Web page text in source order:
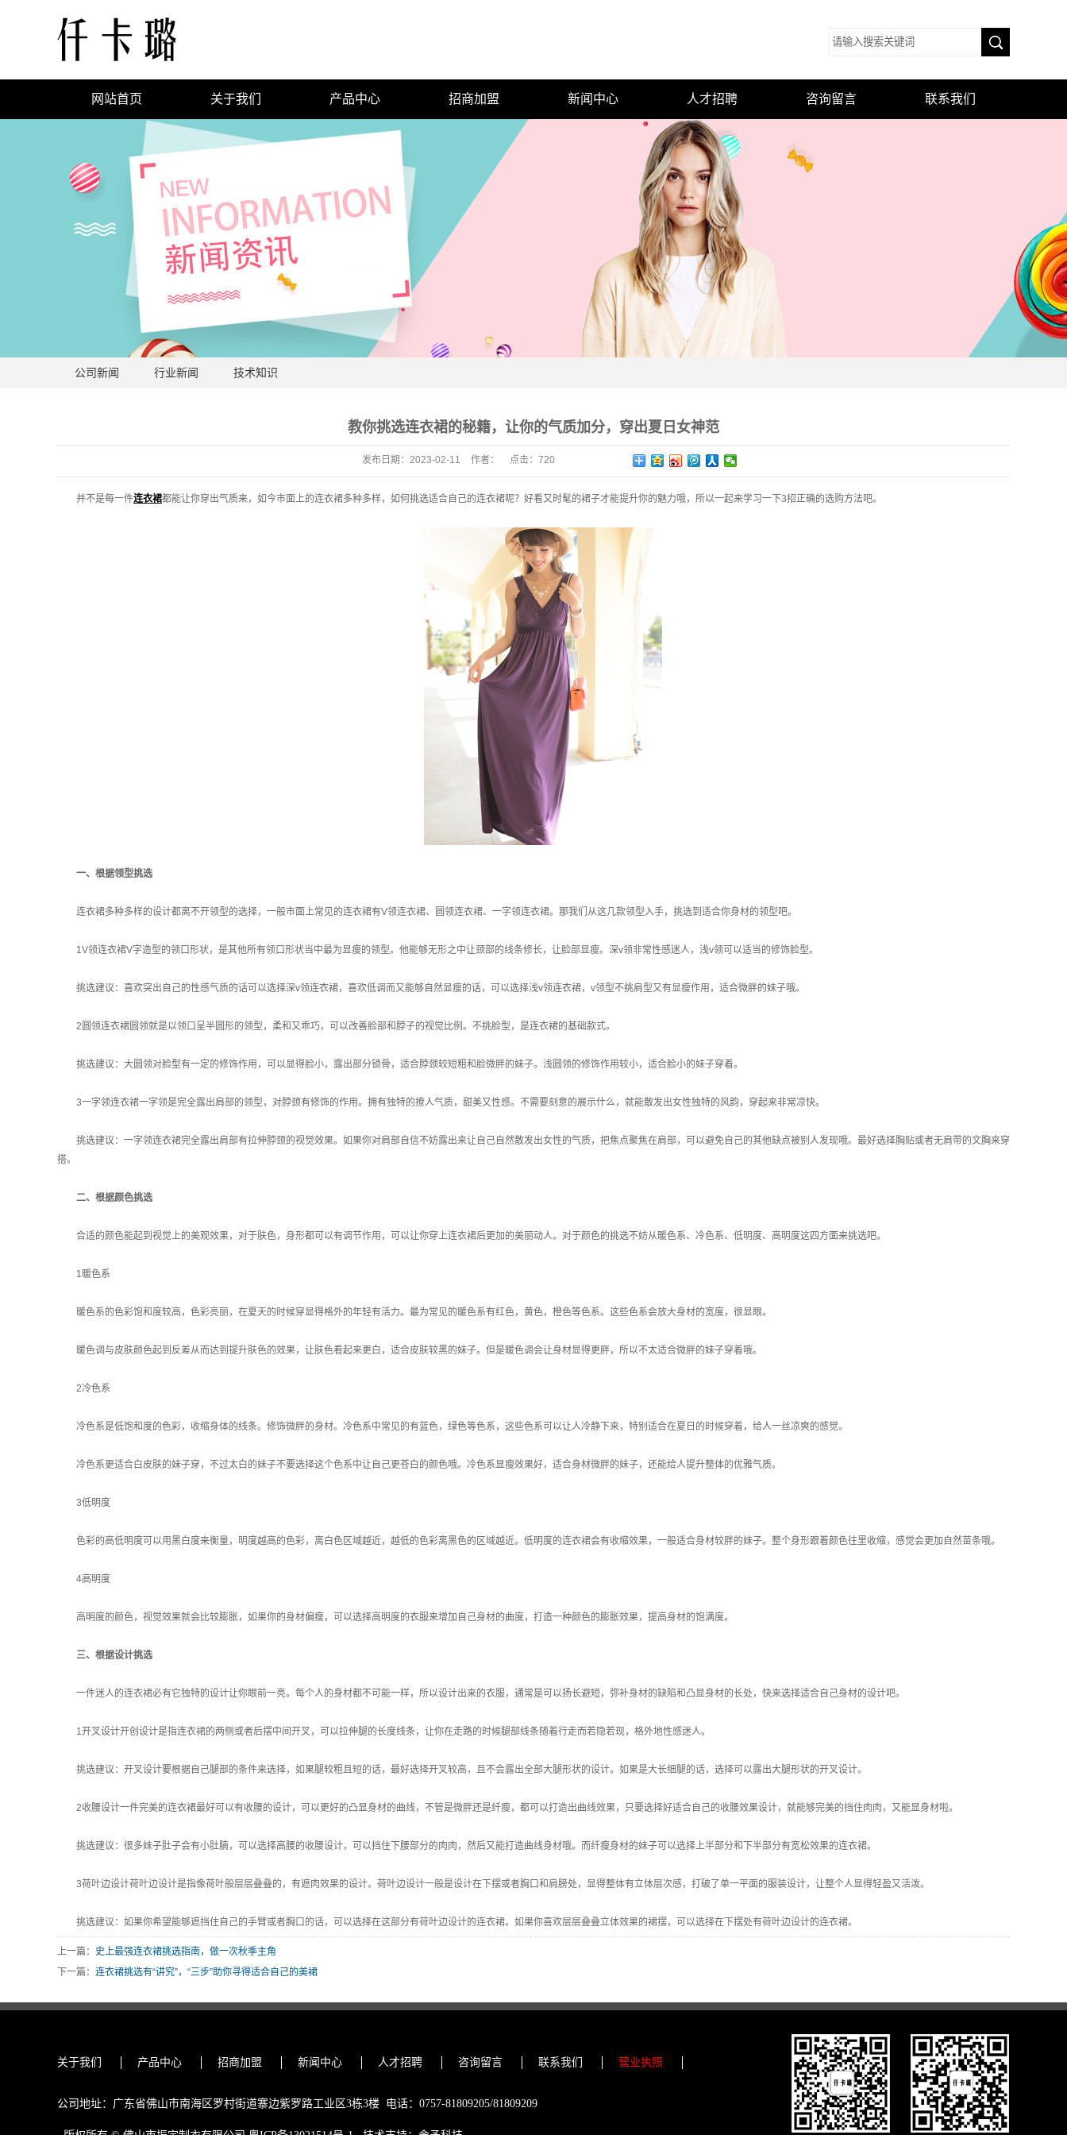
网站首页 关于我们
公司简介
产品中心
外套
连衣裙
招商加盟 新闻中心 人才招聘 咨询留言 联系我们
公司新闻 行业新闻 技术知识
教你挑选连衣裙的秘籍，让你的气质加分，穿出夏日女神范
发布日期： 2023-02-11 作者： 点击： 720
并不是每一件连衣裙都能让你穿出气质来，如今市面上的连衣裙多种多样，如何挑选适合自己的连衣裙呢？好看又时髦的裙子才能提升你的魅力哦，所以一起来学习一下3招正确的选购方法吧。
一、根据领型挑选
连衣裙多种多样的设计都离不开领型的选择，一般市面上常见的连衣裙有V领连衣裙、圆领连衣裙、一字领连衣裙。那我们从这几款领型入手，挑选到适合你身材的领型吧。
1V领连衣裙V字造型的领口形状，是其他所有领口形状当中最为显瘦的领型。他能够无形之中让颈部的线条修长，让脸部显瘦。深v领非常性感迷人，浅v领可以适当的修饰脸型。
挑选建议：喜欢突出自己的性感气质的话可以选择深v领连衣裙，喜欢低调而又能够自然显瘦的话，可以选择浅v领连衣裙，v领型不挑肩型又有显瘦作用，适合微胖的妹子哦。
2圆领连衣裙圆领就是以领口呈半圆形的领型，柔和又乖巧，可以改善脸部和脖子的视觉比例。不挑脸型，是连衣裙的基础款式。
挑选建议：大圆领对脸型有一定的修饰作用，可以显得脸小，露出部分锁骨，适合脖颈较短粗和脸微胖的妹子。浅圆领的修饰作用较小，适合脸小的妹子穿着。
3一字领连衣裙一字领是完全露出肩部的领型，对脖颈有修饰的作用。拥有独特的撩人气质，甜美又性感。不需要刻意的展示什么，就能散发出女性独特的风韵，穿起来非常凉快。
挑选建议：一字领连衣裙完全露出肩部有拉伸脖颈的视觉效果。如果你对肩部自信不妨露出来让自己自然散发出女性的气质，把焦点聚焦在肩部，可以避免自己的其他缺点被别人发现哦。最好选择胸贴或者无肩带的文胸来穿
搭。
二、根据颜色挑选
合适的颜色能起到视觉上的美观效果，对于肤色，身形都可以有调节作用，可以让你穿上连衣裙后更加的美丽动人。对于颜色的挑选不妨从暖色系、冷色系、低明度、高明度这四方面来挑选吧。
1暖色系
暖色系的色彩饱和度较高，色彩亮丽，在夏天的时候穿显得格外的年轻有活力。最为常见的暖色系有红色，黄色，橙色等色系。这些色系会放大身材的宽度，很显眼。
暖色调与皮肤颜色起到反差从而达到提升肤色的效果，让肤色看起来更白，适合皮肤较黑的妹子。但是暖色调会让身材显得更胖，所以不太适合微胖的妹子穿着哦。
2冷色系
冷色系是低饱和度的色彩，收缩身体的线条。修饰微胖的身材。冷色系中常见的有蓝色，绿色等色系，这些色系可以让人冷静下来，特别适合在夏日的时候穿着，给人一丝凉爽的感觉。
冷色系更适合白皮肤的妹子穿，不过太白的妹子不要选择这个色系中让自己更苍白的颜色哦。冷色系显瘦效果好，适合身材微胖的妹子，还能给人提升整体的优雅气质。
3低明度
色彩的高低明度可以用黑白度来衡量，明度越高的色彩，离白色区域越近，越低的色彩离黑色的区域越近。低明度的连衣裙会有收缩效果，一般适合身材较胖的妹子。整个身形跟着颜色往里收缩，感觉会更加自然苗条哦。
4高明度
高明度的颜色，视觉效果就会比较膨胀，如果你的身材偏瘦，可以选择高明度的衣服来增加自己身材的曲度，打造一种颜色的膨胀效果，提高身材的饱满度。
三、根据设计挑选
一件迷人的连衣裙必有它独特的设计让你眼前一亮。每个人的身材都不可能一样，所以设计出来的衣服，通常是可以扬长避短，弥补身材的缺陷和凸显身材的长处，快来选择适合自己身材的设计吧。
1开叉设计开创设计是指连衣裙的两侧或者后摆中间开叉，可以拉伸腿的长度线条，让你在走路的时候腿部线条随着行走而若隐若现，格外地性感迷人。
挑选建议：开叉设计要根据自己腿部的条件来选择，如果腿较粗且短的话，最好选择开叉较高，且不会露出全部大腿形状的设计。如果是大长细腿的话，选择可以露出大腿形状的开叉设计。
2收腰设计一件完美的连衣裙最好可以有收腰的设计，可以更好的凸显身材的曲线，不管是微胖还是纤瘦，都可以打造出曲线效果，只要选择好适合自己的收腰效果设计，就能够完美的挡住肉肉，又能显身材啦。
挑选建议：很多妹子肚子会有小肚腩，可以选择高腰的收腰设计，可以挡住下腰部分的肉肉，然后又能打造曲线身材哦。而纤瘦身材的妹子可以选择上半部分和下半部分有宽松效果的连衣裙。
3荷叶边设计荷叶边设计是指像荷叶般层层叠叠的，有遮肉效果的设计。荷叶边设计一般是设计在下摆或者胸口和肩膀处，显得整体有立体层次感，打破了单一平面的服装设计，让整个人显得轻盈又活泼。
挑选建议：如果你希望能够遮挡住自己的手臂或者胸口的话，可以选择在这部分有荷叶边设计的连衣裙。如果你喜欢层层叠叠立体效果的裙摆，可以选择在下摆处有荷叶边设计的连衣裙。
上一篇： 史上最强连衣裙挑选指南，做一次秋季主角
下一篇： 连衣裙挑选有“讲究”，“三步”助你寻得适合自己的美裙
丫丫淘宝网
关于我们 产品中心 招商加盟 新闻中心 人才招聘 咨询留言 联系我们 营业执照
公司地址：广东省佛山市南海区罗村街道寨边紫罗路工业区3栋3楼 电话：0757-81809205/81809209